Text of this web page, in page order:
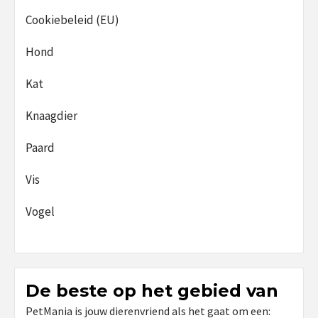
Cookiebeleid (EU)
Hond
Kat
Knaagdier
Paard
Vis
Vogel
De beste op het gebied van
PetMania is jouw dierenvriend als het gaat om een: